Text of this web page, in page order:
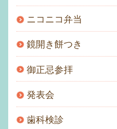
ニコニコ弁当
鏡開き餅つき
御正忌参拝
発表会
歯科検診